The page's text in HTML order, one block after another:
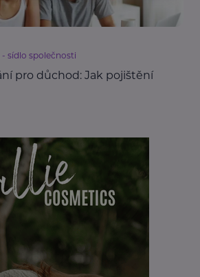
- sídlo společnosti
pro důchod: Jak pojištění